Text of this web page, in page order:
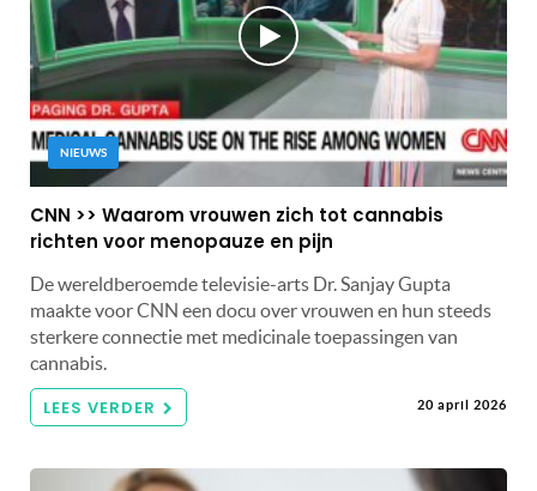
NIEUWS
CNN >> Waarom vrouwen zich tot cannabis
richten voor menopauze en pijn
De wereldberoemde televisie-arts Dr. Sanjay Gupta
maakte voor CNN een docu over vrouwen en hun steeds
sterkere connectie met medicinale toepassingen van
cannabis.
LEES VERDER 20 april 2026